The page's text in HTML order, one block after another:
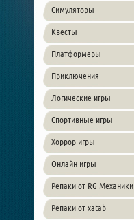
Симуляторы
Квесты
Платформеры
Приключения
Логические игры
Спортивные игры
Хоррор игры
Онлайн игры
Репаки от RG Механики
Репаки от xatab